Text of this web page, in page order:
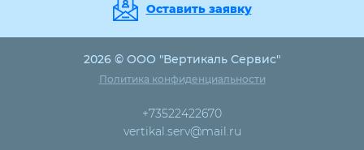
Оставить заявку
2026 © ООО "Вертикаль Сервис"
Политика конфиденциальности
+73522422670
vertikal.serv@mail.ru